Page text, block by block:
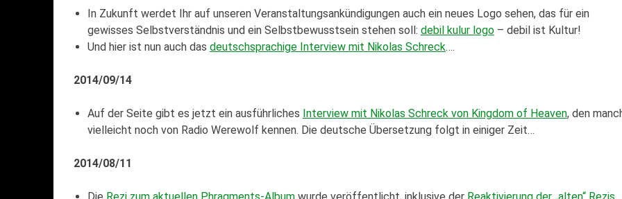
In Zukunft werdet Ihr auf unseren Veranstaltungsankündigungen auch ein neues Logo sehen, das für ein
gewisses Selbstverständnis und ein Selbstbewusstsein stehen soll: debil kulur logo– debil ist Kultur!
Und hier ist nun auch das deutschsprachige Interview mit Nikolas Schreck….
2014/09/14
Auf der Seite gibt es jetzt ein ausführliches Interview mit Nikolas Schreck von Kingdom of Heaven, den
vielleicht noch von Radio Werewolf kennen. Die deutsche Übersetzung folgt in einiger Zeit…
2014/08/11